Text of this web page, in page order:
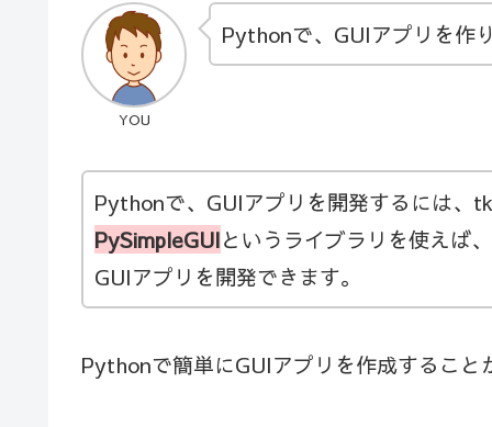
YOU
Pythonで、GUIアプリを作
Pythonで、GUIアプリを開発するには、
PySimpleGUIというライブラリを使えば
GUIアプリを開発できます。
Pythonで簡単にGUIアプリを作成するこ